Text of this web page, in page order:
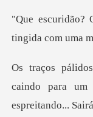
tingida com uma
caindo para um